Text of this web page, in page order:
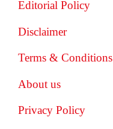
Editorial Policy
Disclaimer
Terms & Conditions
About us
Privacy Policy